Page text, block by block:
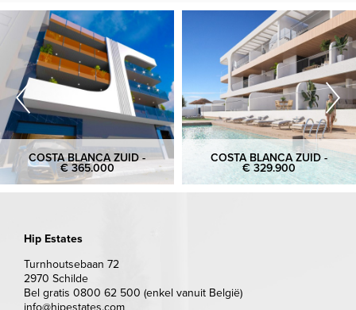
COSTA BLANCA ZUID -
€ 365.000
COSTA BLANCA ZUID -
€ 329.900
Hip Estates
Turnhoutsebaan 72
2970 Schilde
Bel gratis 0800 62 500 (enkel vanuit België)